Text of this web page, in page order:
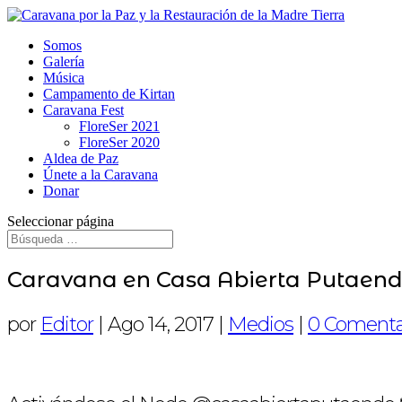
Somos
Galería
Música
Campamento de Kirtan
Caravana Fest
FloreSer 2021
FloreSer 2020
Aldea de Paz
Únete a la Caravana
Donar
Seleccionar página
Caravana en Casa Abierta
por Editor| Ago 14, 2017 | Medios | 0